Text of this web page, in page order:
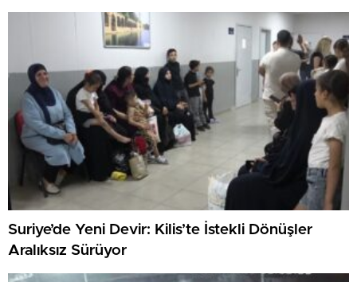
Suriye’de Yeni Devir: Kilis’te İstekli Dönüşler
Aralıksız Sürüyor